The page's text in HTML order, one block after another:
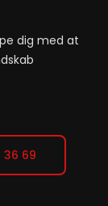
dig med at
36 69